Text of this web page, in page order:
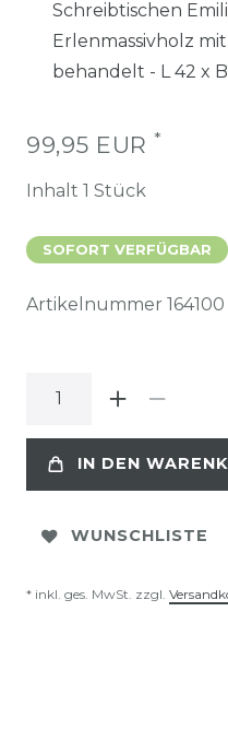
Schreibtischen
Erlenmassivholz
behandelt - L 42 x B
99,95 EUR *
Inhalt 1 Stück
SOFORT VERFÜGBAR
Artikelnummer 164100
IN DEN
WUNSCHLISTE
* inkl. ges. MwSt. zzgl.